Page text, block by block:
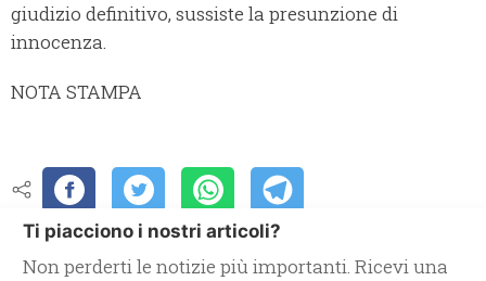
giudizio definitivo, sussiste la presunzione di
innocenza.
NOTA STAMPA
Ti piacciono i nostri articoli?
Non perderti le notizie più importanti. Ricevi una